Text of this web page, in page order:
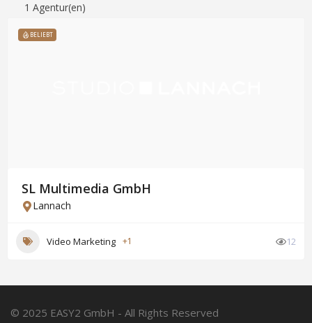
1 Agentur(en)
BELIEBT
SL Multimedia GmbH
Lannach
Video Marketing +1 12
© 2025 EASY2 GmbH - All Rights Reserved